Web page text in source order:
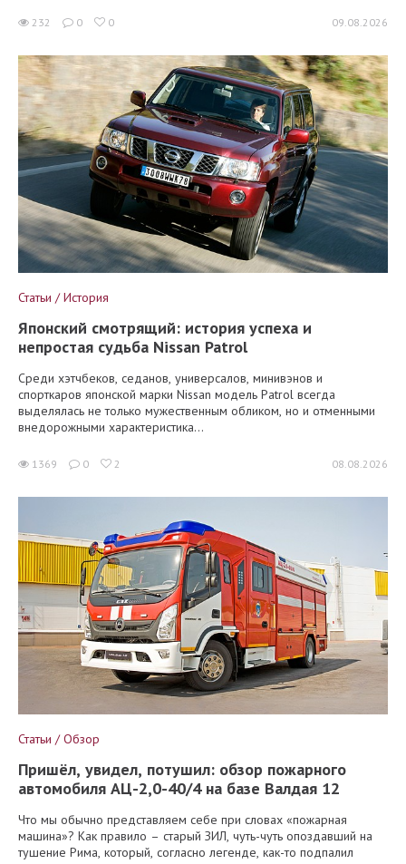
232 0 0 09.08.2026
Статьи / История
Японский смотрящий: история успеха и
непростая судьба Nissan Patrol
Среди хэтчбеков, седанов, универсалов, минивэнов и
спорткаров японской марки Nissan модель Patrol всегда
выделялась не только мужественным обликом, но и отменными
внедорожными характеристика...
1369 0 2 08.08.2026
Статьи / Обзор
Пришёл, увидел, потушил: обзор пожарного
автомобиля АЦ-2,0-40/4 на базе Валдая 12
Что мы обычно представляем себе при словах «пожарная
машина»? Как правило – старый ЗИЛ, чуть-чуть опоздавший на
тушение Рима, который, согласно легенде, как-то подпалил